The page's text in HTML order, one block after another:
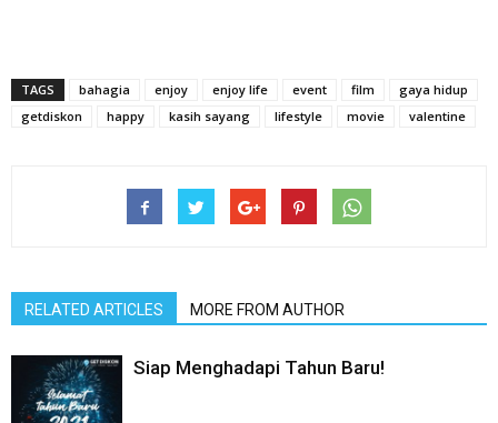
TAGS bahagia enjoy enjoy life event film
gaya hidup
getdiskon
happy kasih sayang lifestyle movie valentine
RELATED ARTICLES MORE FROM AUTHOR
Siap Menghadapi Tahun Baru!